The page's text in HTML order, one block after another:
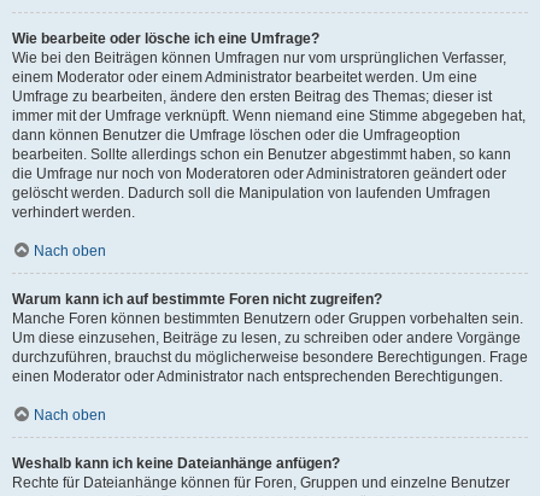
Wie bearbeite oder lösche ich eine Umfrage?
Wie bei den Beiträgen können Umfragen nur vom ursprünglichen Verfasser,
einem Moderator oder einem Administrator bearbeitet werden. Um eine
Umfrage zu bearbeiten, ändere den ersten Beitrag des Themas; dieser ist
immer mit der Umfrage verknüpft. Wenn niemand eine Stimme abgegeben hat,
dann können Benutzer die Umfrage löschen oder die Umfrageoption
bearbeiten. Sollte allerdings schon ein Benutzer abgestimmt haben, so kann
die Umfrage nur noch von Moderatoren oder Administratoren geändert oder
gelöscht werden. Dadurch soll die Manipulation von laufenden Umfragen
verhindert werden.
Nach oben
Warum kann ich auf bestimmte Foren nicht zugreifen?
Manche Foren können bestimmten Benutzern oder Gruppen vorbehalten sein.
Um diese einzusehen, Beiträge zu lesen, zu schreiben oder andere Vorgänge
durchzuführen, brauchst du möglicherweise besondere Berechtigungen. Frage
einen Moderator oder Administrator nach entsprechenden Berechtigungen.
Nach oben
Weshalb kann ich keine Dateianhänge anfügen?
Rechte für Dateianhänge können für Foren, Gruppen und einzelne Benutzer